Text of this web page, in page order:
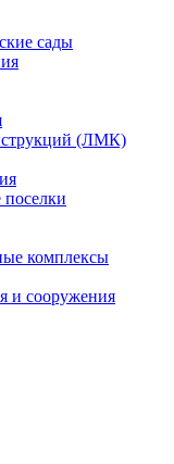
сады
(ЛМК)
комплексы
и сооружения